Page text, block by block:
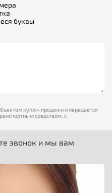
буквы
купли-продажи и передаётся
средством, с
звонок и мы вам